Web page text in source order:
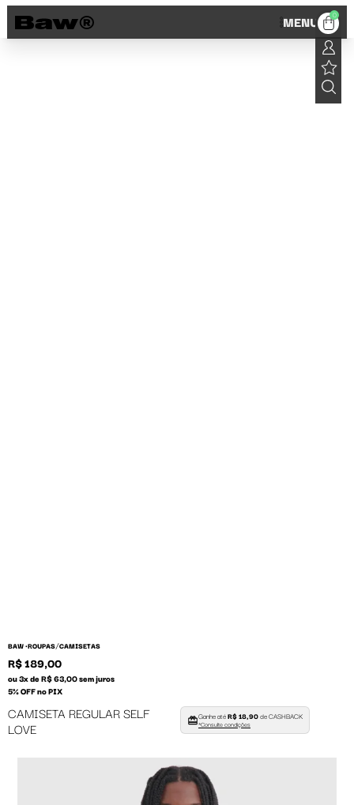
MENU 0
BAW •ROUPAS/CAMISETAS
R$ 189,00
ou 3x de R$ 63,00 sem juros
5% OFF no PIX
CAMISETA REGULAR SELF
LOVE
Ganhe atéR$ 18,90de CASHBACK
*Consulte condições